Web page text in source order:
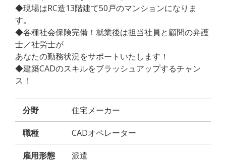
◆現場はRC造13階建て50戸のマンションになりま
す。
◆各種社会保険完備！就業後は担当社員と顧問の弁護
士／社労士が
あなたの勤務状況をサポートいたします！
◆建築CADのスキルをブラッシュアップするチャン
ス！
分野 住宅メーカー
職種 CADオペレーター
雇用形態 派遣